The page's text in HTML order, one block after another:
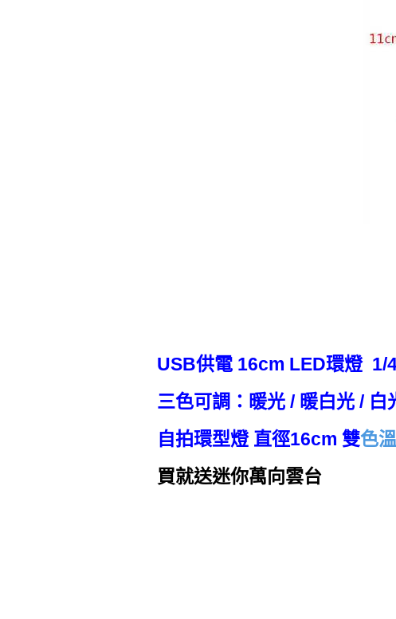
USB供電 16cm LED環燈 1/
三色可調：暖光 / 暖白光 / 白
自拍環型燈 直徑16cm 雙色溫
買就送迷你萬向雲台